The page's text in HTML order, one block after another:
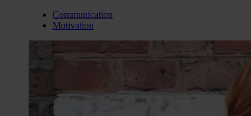
Communication
Motivation